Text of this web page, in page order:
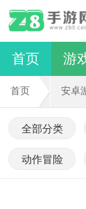
首页 游
首页 安卓
全部分类
动作冒险